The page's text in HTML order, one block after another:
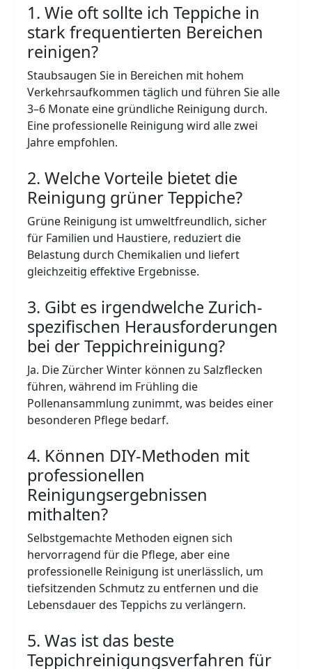
1. Wie oft sollte ich Teppiche in
stark frequentierten Bereichen
reinigen?
Staubsaugen Sie in Bereichen mit hohem
Verkehrsaufkommen täglich und führen Sie alle
3–6 Monate eine gründliche Reinigung durch.
Eine professionelle Reinigung wird alle zwei
Jahre empfohlen.
2. Welche Vorteile bietet die
Reinigung grüner Teppiche?
Grüne Reinigung ist umweltfreundlich, sicher
für Familien und Haustiere, reduziert die
Belastung durch Chemikalien und liefert
gleichzeitig effektive Ergebnisse.
3. Gibt es irgendwelche Zurich-
spezifischen Herausforderungen
bei der Teppichreinigung?
Ja. Die Zürcher Winter können zu Salzflecken
führen, während im Frühling die
Pollenansammlung zunimmt, was beides einer
besonderen Pflege bedarf.
4. Können DIY-Methoden mit
professionellen
Reinigungsergebnissen
mithalten?
Selbstgemachte Methoden eignen sich
hervorragend für die Pflege, aber eine
professionelle Reinigung ist unerlässlich, um
tiefsitzenden Schmutz zu entfernen und die
Lebensdauer des Teppichs zu verlängern.
5. Was ist das beste
Teppichreinigungsverfahren für